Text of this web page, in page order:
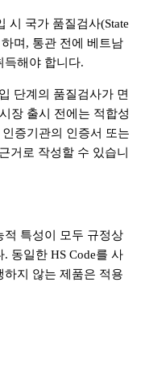
시 국가 품질검사(State
며, 통관 전에 베트남
득해야 합니다.
단계의 품질검사가 면
장 출시 전에는 적합성
증기관의 인증서 또는
거로 작성할 수 있습니
적 특성이 모두 규정상
동일한 HS Code를 사
지 않는 제품은 적용